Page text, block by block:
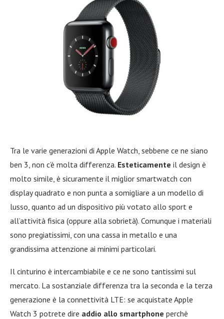
Tra le varie generazioni di Apple Watch, sebbene ce ne siano
ben 3, non c’è molta differenza. Esteticamente il design è
molto simile, è sicuramente il miglior smartwatch con
display quadrato e non punta a somigliare a un modello di
lusso, quanto ad un dispositivo più votato allo sport e
all’attività fisica (oppure alla sobrietà). Comunque i materiali
sono pregiatissimi, con una cassa in metallo e una
grandissima attenzione ai minimi particolari.
Il cinturino è intercambiabile e ce ne sono tantissimi sul
mercato. La sostanziale differenza tra la seconda e la terza
generazione è la connettività LTE: se acquistate Apple
Watch 3 potrete dire addio allo smartphone perchè